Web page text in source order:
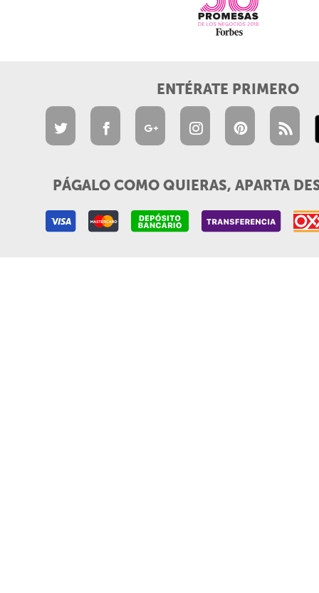
ENTÉRATE PRIMERO
PÁGALO COMO QUIERAS, APARTA